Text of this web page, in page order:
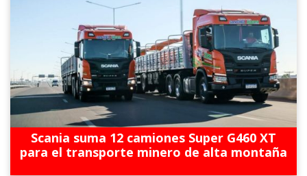
Scania suma 12 camiones Super G460 XT
para el transporte minero de alta montaña